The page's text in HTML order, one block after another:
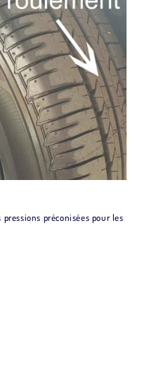
préconisées pour les